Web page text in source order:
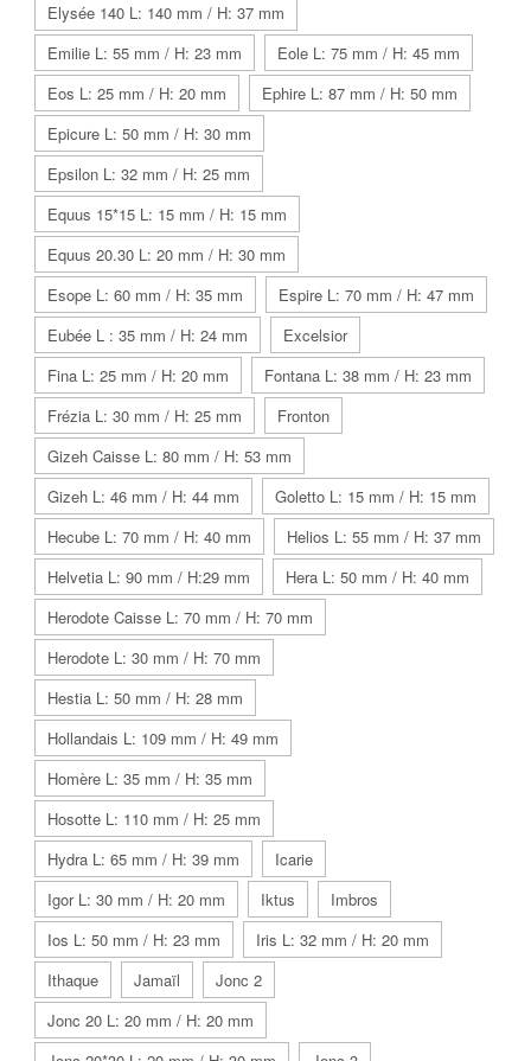
Elysée 140 L: 140 mm / H: 37 mm
Emilie L: 55 mm / H: 23 mm
Eole L: 75 mm / H: 45 mm
Eos L: 25 mm / H: 20 mm
Ephire L: 87 mm / H: 50 mm
Epicure L: 50 mm / H: 30 mm
Epsilon L: 32 mm / H: 25 mm
Equus 15*15 L: 15 mm / H: 15 mm
Equus 20.30 L: 20 mm / H: 30 mm
Esope L: 60 mm / H: 35 mm
Espire L: 70 mm / H: 47 mm
Eubée L : 35 mm / H: 24 mm
Excelsior
Fina L: 25 mm / H: 20 mm
Fontana L: 38 mm / H: 23 mm
Frézia L: 30 mm / H: 25 mm
Fronton
Gizeh Caisse L: 80 mm / H: 53 mm
Gizeh L: 46 mm / H: 44 mm
Goletto L: 15 mm / H: 15 mm
Hecube L: 70 mm / H: 40 mm
Helios L: 55 mm / H: 37 mm
Helvetia L: 90 mm / H:29 mm
Hera L: 50 mm / H: 40 mm
Herodote Caisse L: 70 mm / H: 70 mm
Herodote L: 30 mm / H: 70 mm
Hestia L: 50 mm / H: 28 mm
Hollandais L: 109 mm / H: 49 mm
Homère L: 35 mm / H: 35 mm
Hosotte L: 110 mm / H: 25 mm
Hydra L: 65 mm / H: 39 mm
Icarie
Igor L: 30 mm / H: 20 mm
Iktus
Imbros
Ios L: 50 mm / H: 23 mm
Iris L: 32 mm / H: 20 mm
Ithaque
Jamaïl
Jonc 2
Jonc 20 L: 20 mm / H: 20 mm